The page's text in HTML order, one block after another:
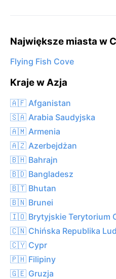
Największe miasta w
Flying Fish Cove
Kraje w Azja
🇦🇫 Afganistan
🇸🇦 Arabia Saudyjska
🇦🇲 Armenia
🇦🇿 Azerbejdżan
🇧🇭 Bahrajn
🇧🇩 Bangladesz
🇧🇹 Bhutan
🇧🇳 Brunei
🇮🇴 Brytyjskie Terytorium
🇨🇳 Chińska Republika
🇨🇾 Cypr
🇵🇭 Filipiny
🇬🇪 Gruzja